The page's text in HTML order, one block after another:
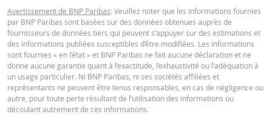
Avertissement de BNP Paribas: Veuillez noter que les informations fournies
par BNP Paribas sont basées sur des données obtenues auprès de
fournisseurs de données tiers qui peuvent s’appuyer sur des estimations et
des informations publiées susceptibles d’être modifiées. Les informations
sont fournies « en l’état » et BNP Paribas ne fait aucune déclaration et ne
donne aucune garantie quant à l’exactitude, l’exhaustivité ou l’adéquation à
un usage particulier. Ni BNP Paribas, ni ses sociétés affiliées et
représentants ne peuvent être tenus responsables, en cas de négligence ou
autre, pour toute perte résultant de l’utilisation des informations ou
découlant autrement de ces informations.